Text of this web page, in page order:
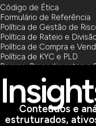
Código de Ética
Formulário de Referência
Política de Gestão de
Política de Rateio e
Política de Compra e
Política de KYC e PLD
Regras, Procedimentos
Conteúdos e
estruturados,